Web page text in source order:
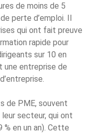
de moins de 5
perte d’emploi. Il
qui ont fait preuve
rapide pour
sur 10 en
une entreprise de
de PME, souvent
secteur, qui ont
en un an). Cette